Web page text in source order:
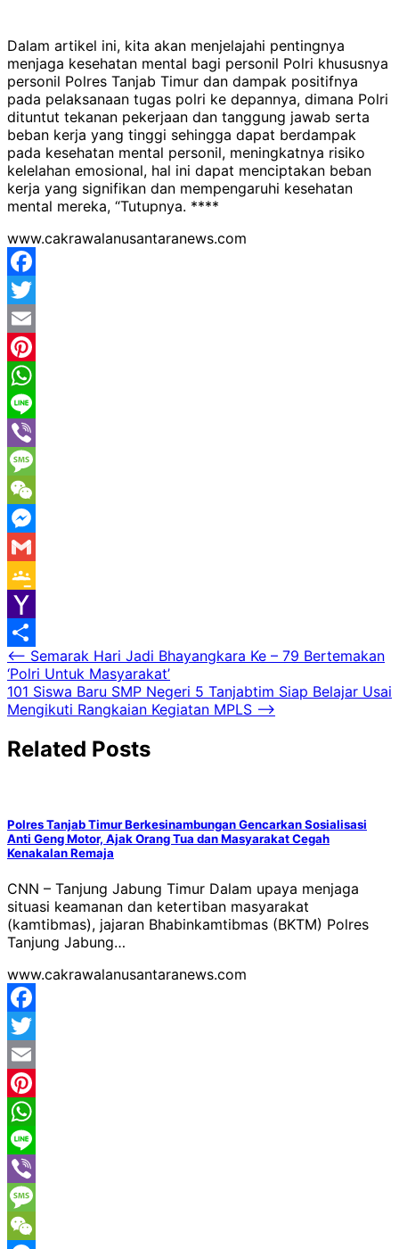
Dalam artikel ini, kita akan menjelajahi pentingnya
menjaga kesehatan mental bagi personil Polri khususnya
personil Polres Tanjab Timur dan dampak positifnya
pada pelaksanaan tugas polri ke depannya, dimana Polri
dituntut tekanan pekerjaan dan tanggung jawab serta
beban kerja yang tinggi sehingga dapat berdampak
pada kesehatan mental personil, meningkatnya risiko
kelelahan emosional, hal ini dapat menciptakan beban
kerja yang signifikan dan mempengaruhi kesehatan
mental mereka, “Tutupnya. ****
www.cakrawalanusantaranews.com
Facebook
Twitter
Email
Pinterest
WhatsApp
Line
Viber
Message
WeChat
Messenger
Gmail
Google
Classroom
Yahoo
Mail
Share
Navigasi
pos
⟵ Semarak Hari Jadi Bhayangkara Ke – 79 Bertemakan
‘Polri Untuk Masyarakat’
101 Siswa Baru SMP Negeri 5 Tanjabtim Siap Belajar Usai
Mengikuti Rangkaian Kegiatan MPLS ⟶
Related Posts
Polres Tanjab Timur Berkesinambungan Gencarkan Sosialisasi
Anti Geng Motor, Ajak Orang Tua dan Masyarakat Cegah
Kenakalan Remaja
CNN – Tanjung Jabung Timur Dalam upaya menjaga
situasi keamanan dan ketertiban masyarakat
(kamtibmas), jajaran Bhabinkamtibmas (BKTM) Polres
Tanjung Jabung…
www.cakrawalanusantaranews.com
Facebook
Twitter
Email
Pinterest
WhatsApp
Line
Viber
Message